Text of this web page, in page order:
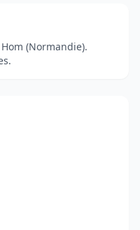
(Normandie).